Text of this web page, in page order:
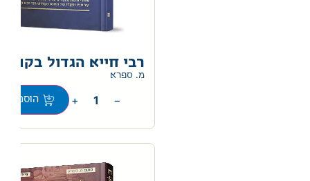
רבי חייא הגדול
מ. ספרא
−
+ הוספה